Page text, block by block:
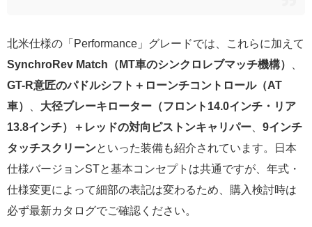
北米仕様の「Performance」グレードでは、これらに加えて
SynchroRev Match（MT車のシンクロレブマッチ機構）
GT-R意匠のパドルシフト＋ローンチコントロール（AT
車）
大径ブレーキローター（フロント14.0インチ・リア
13.8インチ）＋レッドの対向ピストンキャリパー
9インチ
タッチスクリーンといった装備も紹介されています。日本
仕様バージョンSTと基本コンセプトは共通ですが、年式・
仕様変更によって細部の表記は変わるため、購入検討時は
必ず最新カタログでご確認ください。